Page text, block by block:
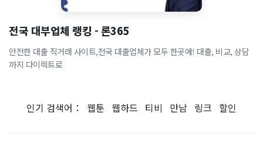
전국 대부업체 랭킹 - 론365
안전한 대출 직거래 사이트,전국 대출업체가 모두 한곳에! 대출, 비교, 상담
까지 다이렉트로
인기 검색어： 웹툰 웹하드 티비 만남 링크 할인